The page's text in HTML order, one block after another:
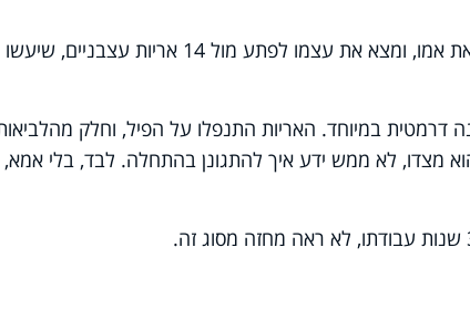
הוא היה אחד, והם 14. פיל בן שנה, שאיבד את אמו, ומצא את עצמו לפתע מול 14 אריות
דרמטית במיוחד. האריות התנפלו על הפיל, וחלק
מצדו, לא ממש ידע איך להתגונן בהתחלה. לבד, בלי